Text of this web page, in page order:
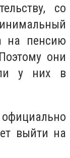
со
на пенсию
они
ли у них в
выйти на